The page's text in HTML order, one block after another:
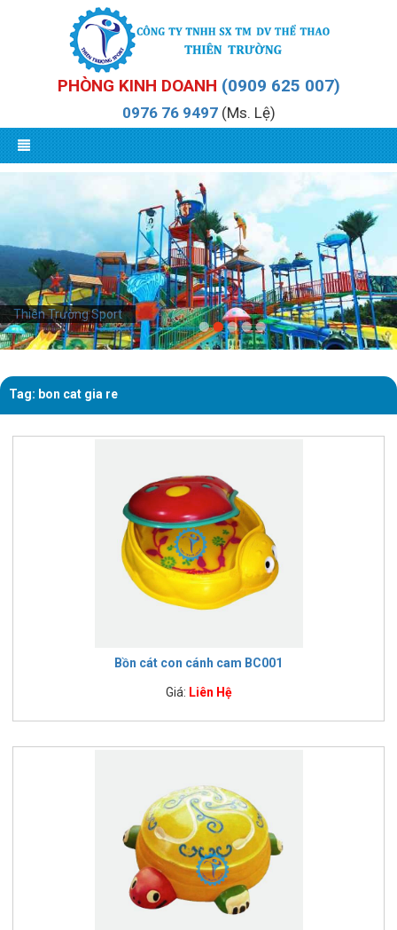
PHÒNG KINH DOANH (0909 625 007)
0976 76 9497(Ms. Lệ)
Thiên Trường Sport
Tag: bon cat gia re
Bồn cát con cánh cam BC001
Giá: Liên Hệ